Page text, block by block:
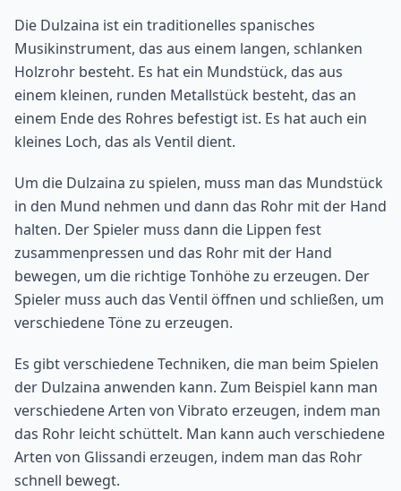
Die Dulzaina ist ein traditionelles spanisches
Musikinstrument, das aus einem langen, schlanken
Holzrohr besteht. Es hat ein Mundstück, das aus
einem kleinen, runden Metallstück besteht, das an
einem Ende des Rohres befestigt ist. Es hat auch ein
kleines Loch, das als Ventil dient.
Um die Dulzaina zu spielen, muss man das Mundstück
in den Mund nehmen und dann das Rohr mit der Hand
halten. Der Spieler muss dann die Lippen fest
zusammenpressen und das Rohr mit der Hand
bewegen, um die richtige Tonhöhe zu erzeugen. Der
Spieler muss auch das Ventil öffnen und schließen, um
verschiedene Töne zu erzeugen.
Es gibt verschiedene Techniken, die man beim Spielen
der Dulzaina anwenden kann. Zum Beispiel kann man
verschiedene Arten von Vibrato erzeugen, indem man
das Rohr leicht schüttelt. Man kann auch verschiedene
Arten von Glissandi erzeugen, indem man das Rohr
schnell bewegt.